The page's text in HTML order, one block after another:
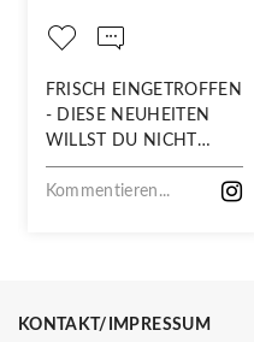
FRISCH EINGETROFFEN
- DIESE NEUHEITEN
WILLST DU NICHT
VERPASSEN!
Kommentieren...
KONTAKT/IMPRESSUM